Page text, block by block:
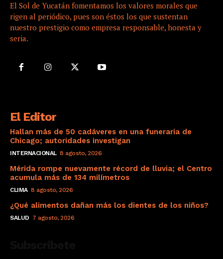
El Sol de Yucatán fomentamos los valores morales que
rigen al periódico, pues son éstos los que sustentan
nuestro prestigio como empresa responsable, honesta y
seria.
El Editor
Hallan más de 50 cadáveres en una funeraria de
Chicago; autoridades investigan
INTERNACIONAL 8 agosto, 2026
Mérida rompe nuevamente récord de lluvia; el Centro
acumula más de 134 milímetros
CLIMA 8 agosto, 2026
¿Qué alimentos dañan más los dientes de los niños?
SALUD 7 agosto, 2026